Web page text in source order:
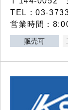
TEL：03-
営業時間：
販売可